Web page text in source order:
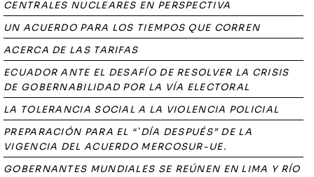
CENTRALES NUCLEARES EN PERSPECTIVA
UN ACUERDO PARA LOS TIEMPOS QUE CORREN
ACERCA DE LAS TARIFAS
ECUADOR ANTE EL DESAFÍO DE RESOLVER LA CRISIS
DE GOBERNABILIDAD POR LA VÍA ELECTORAL
LA TOLERANCIA SOCIAL A LA VIOLENCIA POLICIAL
PREPARACIÓN PARA EL “`DÍA DESPUÉS” DE LA
VIGENCIA DEL ACUERDO MERCOSUR-UE.
GOBERNANTES MUNDIALES SE REÚNEN EN LIMA Y RÍO